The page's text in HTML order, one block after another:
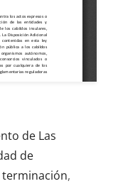
de Las
de
,